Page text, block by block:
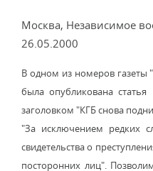
Москва, Независимое
26.05.2000
В одном из номеров газеты
была опубликована
заголовком "КГБ снова
"За исключением редких
свидетельства о
посторонних лиц".